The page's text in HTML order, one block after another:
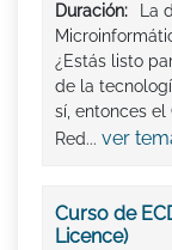
Duración:
La
¿Estás listo
de la
sí, entonces
Red... ver
Curso de
Licence)